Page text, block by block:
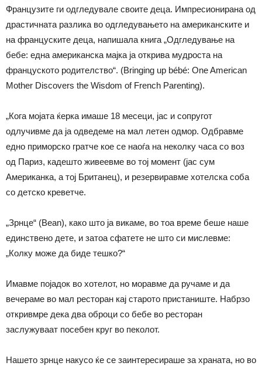
Французите ги одгледувале своите деца. Импресионирана од
драстичната разлика во одгледувањето на американските и
на француските деца, напишала книга „Одгледување на
бебе: една американска мајка ја открива мудроста на
француското родителство“. (Bringing up bébé: One American
Mother Discovers the Wisdom of French Parenting).
„Кога мојата ќерка имаше 18 месеци, јас и сопругот
одлучивме да ја одведеме на мал летен одмор. Одбравме
едно приморско гратче кое се наоѓа на неколку часа со воз
од Париз, кадешто живеевме во тој момент (јас сум
Американка, a тој Британец), и резервиравме хотелска соба
со детско креветче.
„Зрнце“ (Bean), како што ја викаме, во тоа време беше наше
единствено дете, и затоа сфатете не што си мислевме:
„Колку може да биде тешко?“
Имавме појадок во хотелот, но моравме да ручаме и да
вечераме во мал ресторан кај старото пристаниште. Набрзо
откривмре дека два оброци со бебе во ресторан
заслужуваат посебен круг во пеколот.
Нашето зрнце накусо ќе се заинтересираше за храната, но во